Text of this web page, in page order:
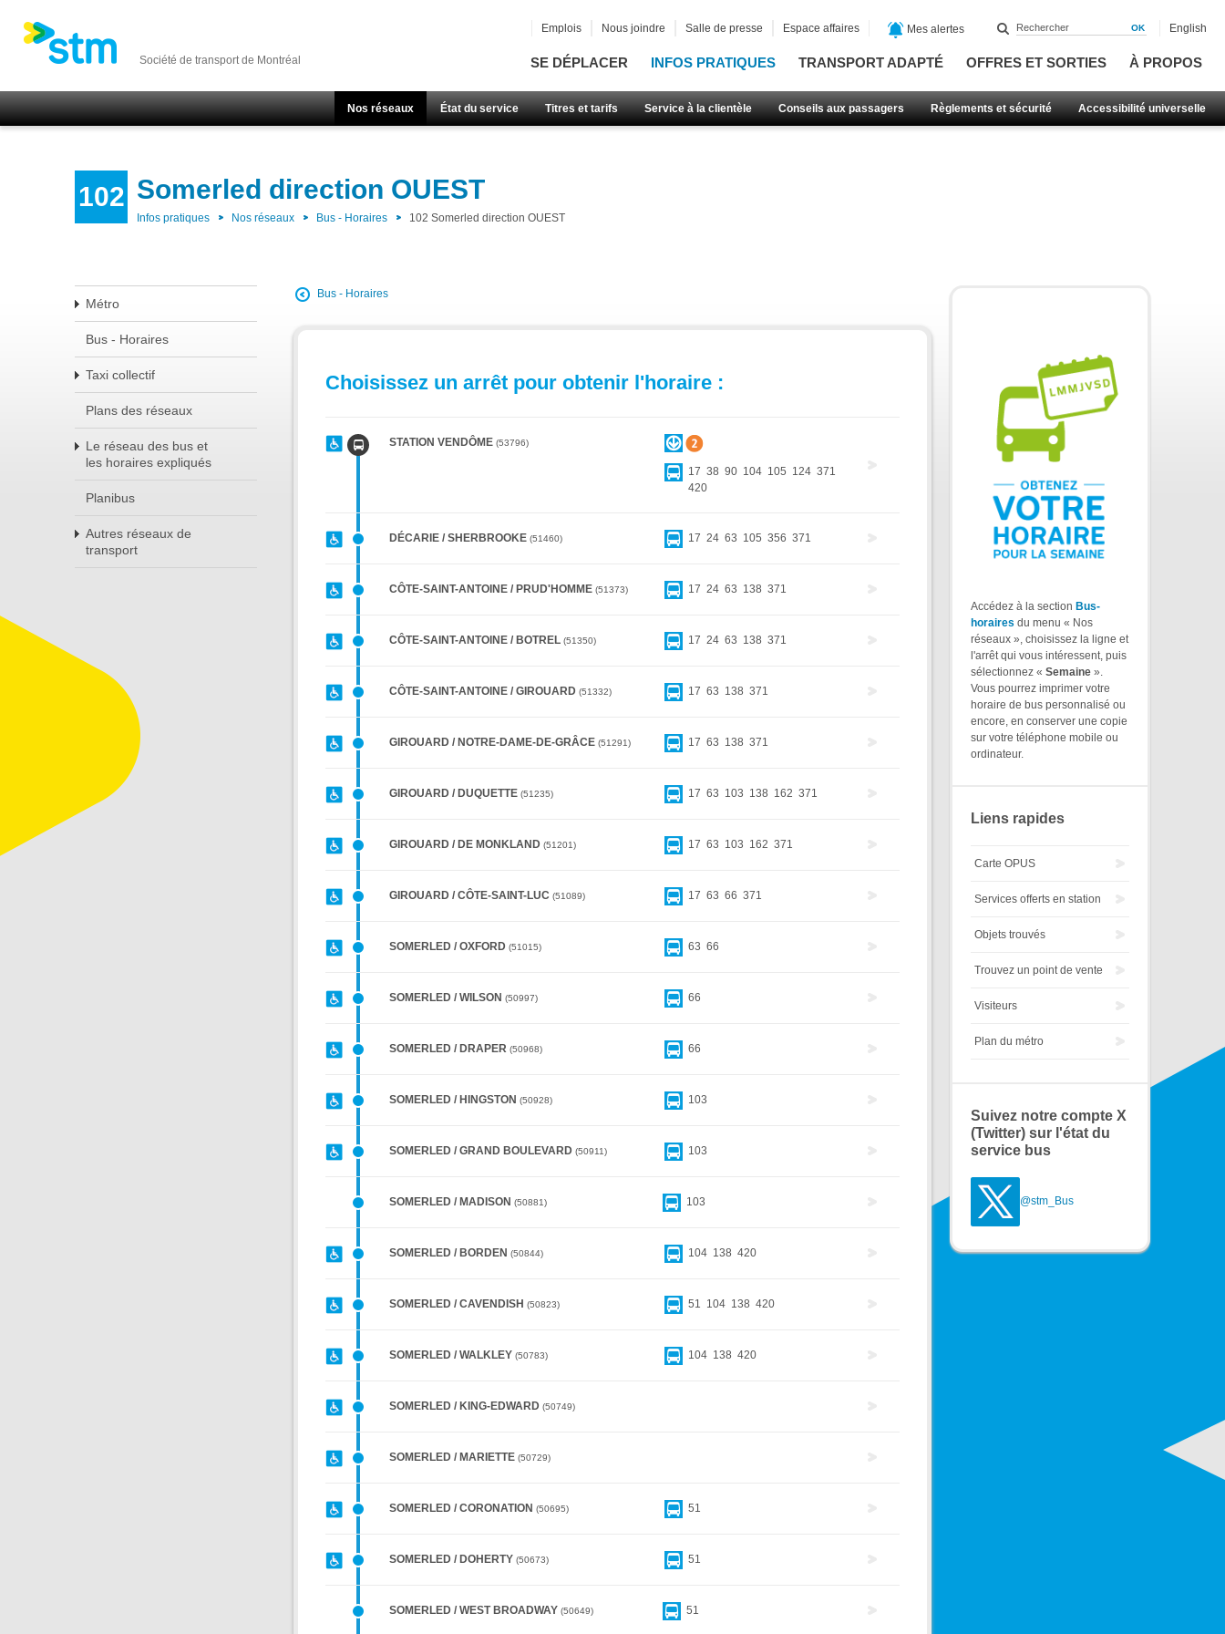
Société de transport de Montréal SE DÉPLACER INFOS PRATIQUES TRANSPORT ADAPTÉ OFFRES ET SORTIES À PROPOS
Nos réseaux État du service Titres et tarifs Service à la clientèle Conseils aux passagers Règlements et sécurité Accessibilité universelle
Emplois Nous joindre Salle de presse Espace affaires Mes alertes English
102 Somerled direction OUEST
Infos pratiques Nos réseaux Bus - Horaires 102 Somerled direction OUEST
Métro
Bus - Horaires
Taxi collectif
Plans des réseaux
Le réseau des bus et
les horaires expliqués
Planibus
Autres réseaux de
transport
Bus - Horaires
Choisissez un arrêt pour obtenir l'horaire :
STATION VENDÔME 53796
17 38 90 104 105 124 371
420
DÉCARIE / SHERBROOKE 51460 17 24 63 105 356 371
CÔTE-SAINT-ANTOINE / PRUD'HOMME 51373 17 24 63 138 371
CÔTE-SAINT-ANTOINE / BOTREL 51350 17 24 63 138 371
CÔTE-SAINT-ANTOINE / GIROUARD 51332 17 63 138 371
GIROUARD / NOTRE-DAME-DE-GRÂCE 51291 17 63 138 371
GIROUARD / DUQUETTE 51235 17 63 103 138 162 371
GIROUARD / DE MONKLAND 51201 17 63 103 162 371
GIROUARD / CÔTE-SAINT-LUC 51089 17 63 66 371
SOMERLED / OXFORD 51015 63 66
SOMERLED / WILSON 50997 66
SOMERLED / DRAPER 50968 66
SOMERLED / HINGSTON 50928 103
SOMERLED / GRAND BOULEVARD 50911 103
SOMERLED / MADISON 50881 103
SOMERLED / BORDEN 50844 104 138 420
SOMERLED / CAVENDISH 50823 51 104 138 420
SOMERLED / WALKLEY 50783 104 138 420
SOMERLED / KING-EDWARD 50749
SOMERLED / MARIETTE 50729
SOMERLED / CORONATION 50695 51
SOMERLED / DOHERTY 50673 51
SOMERLED / WEST BROADWAY 50649 51
Accédez à la section Bus-
horaires du menu « Nos
réseaux », choisissez la ligne et
l'arrêt qui vous intéressent, puis
sélectionnez « Semaine ».
Vous pourrez imprimer votre
horaire de bus personnalisé ou
encore, en conserver une copie
sur votre téléphone mobile ou
ordinateur.
Liens rapides
Carte OPUS
Services offerts en station
Objets trouvés
Trouvez un point de vente
Visiteurs
Plan du métro
Suivez notre compte X
(Twitter) sur l'état du
service bus
@stm_Bus